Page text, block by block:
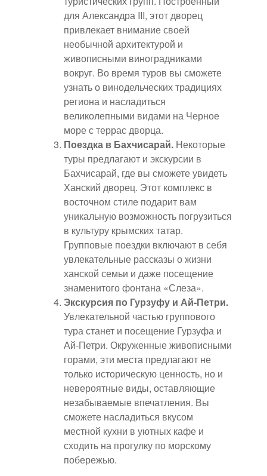
для Александра III, этот дворец
привлекает внимание своей
необычной архитектурой и
живописными виноградниками
вокруг. Во время туров вы сможете
узнать о винодельческих традициях
региона и насладиться
великолепными видами на Черное
море с террас дворца.
Поездка в Бахчисарай. Некоторые
туры предлагают и экскурсии в
Бахчисарай, где вы сможете увидеть
Ханский дворец. Этот комплекс в
восточном стиле подарит вам
уникальную возможность погрузиться
в культуру крымских татар.
Групповые поездки включают в себя
увлекательные рассказы о жизни
ханской семьи и даже посещение
знаменитого фонтана «Слеза».
Экскурсия по Гурзуфу и Ай-Петри.
Увлекательной частью группового
тура станет и посещение Гурзуфа и
Ай-Петри. Окруженные живописными
горами, эти места предлагают не
только историческую ценность, но и
невероятные виды, оставляющие
незабываемые впечатления. Вы
сможете насладиться вкусом
местной кухни в уютных кафе и
сходить на прогулку по морскому
побережью.